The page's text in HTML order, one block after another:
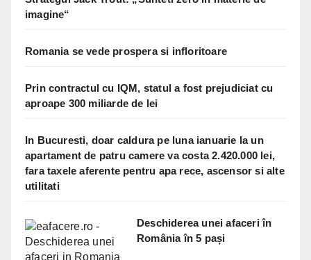
imagine“
Romania se vede prospera si infloritoare
Prin contractul cu IQM, statul a fost prejudiciat cu
aproape 300 miliarde de lei
In Bucuresti, doar caldura pe luna ianuarie la un
apartament de patru camere va costa 2.420.000 lei,
fara taxele aferente pentru apa rece, ascensor si alte
utilitati
Deschiderea unei afaceri în
România în 5 pași